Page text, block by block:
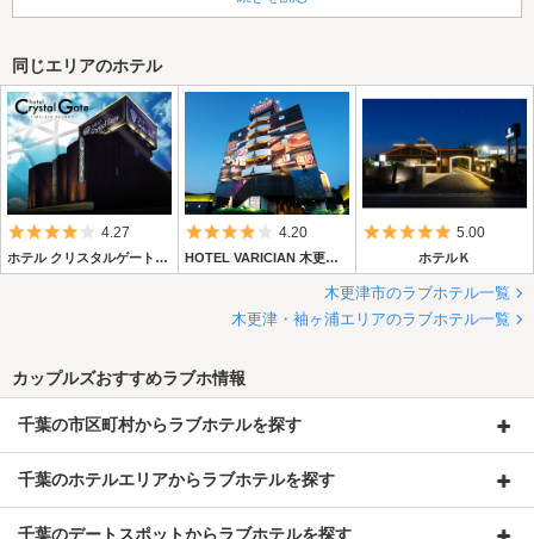
駐車場も地元（神奈川県）より広かったなぁ，，
食事はそんなにｵｽｽﾒするものはなかったな。
頼んでないんだけどﾈ(^_^;)
ﾒﾆｭ-見た感じ。
ｼｬﾝﾌﾟ-ﾚﾝﾀﾙ出来ます。
お風呂は大きな円形ﾚｲﾝﾎﾞ-ｼﾞｬｸﾞｼﾞ-でTV つき。
ﾍﾞｯﾄﾞも広くて綺麗でしたぁ☆”
同じエリアのホテル
5つ星のうち4
4.27
ホテル クリスタルゲート木更津店
5つ星のうち4
4.20
HOTEL VARICIAN 木更津店 (ホテル バリシアン木更津店)
5つ星のうち5
5.00
ホテルＫ
木更津市のラブホテル一覧
木更津・袖ヶ浦エリアのラブホテル一覧
カップルズおすすめラブホ情報
千葉の市区町村からラブホテルを探す
千葉のホテルエリアからラブホテルを探す
千葉のデートスポットからラブホテルを探す